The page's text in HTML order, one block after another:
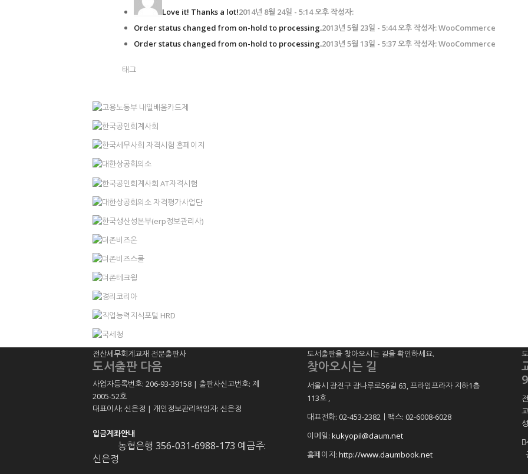
Love it! Thanks a lot!2014년 8월 24일 - 5:14 오후 작성자:
Order status changed from on-hold to processing.2013년 5월 23일 - 5:44 오후 작성자: WooCommerce
Order status changed from on-hold to processing.2013년 5월 13일 - 5:37 오후 작성자: WooCommerce
태그
전산세무회계교재 전문출판사
도서출판 다음
사업자등록번호: 206-93-39158 | 출판사신고번호: 제
2005-52호
대표이사: 신은정 | 개인정보관리책임자: 신은정
입금계좌안내
농협은행 356-031-6988-173 예금주:
신은정
도서출판을 찾아오시는 길을 확인하세요.
찾아오시는 길
서울시 광진구 광나루로56길 63, 프라임프라자 지하1층
113호 ,
대표전화: 02-453-2382ㅣ팩스: 02-6008-6028
이메일: kukyopil@daum.net
홈페이지: http://www.daumbook.net